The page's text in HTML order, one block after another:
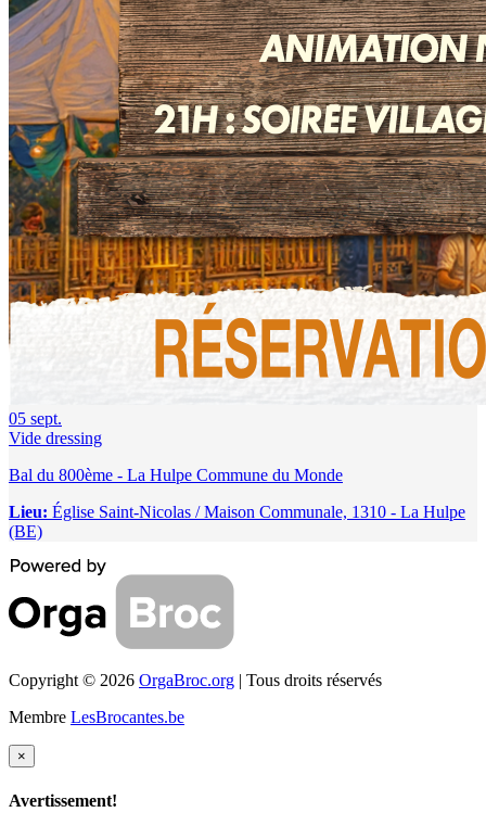
05 sept.
Vide dressing
Bal du 800ème - La Hulpe Commune du Monde
Lieu: Église Saint-Nicolas / Maison Communale, 1310 - La Hulpe
(BE)
Copyright © 2026 OrgaBroc.org | Tous droits réservés
Membre LesBrocantes.be
×
Avertissement!